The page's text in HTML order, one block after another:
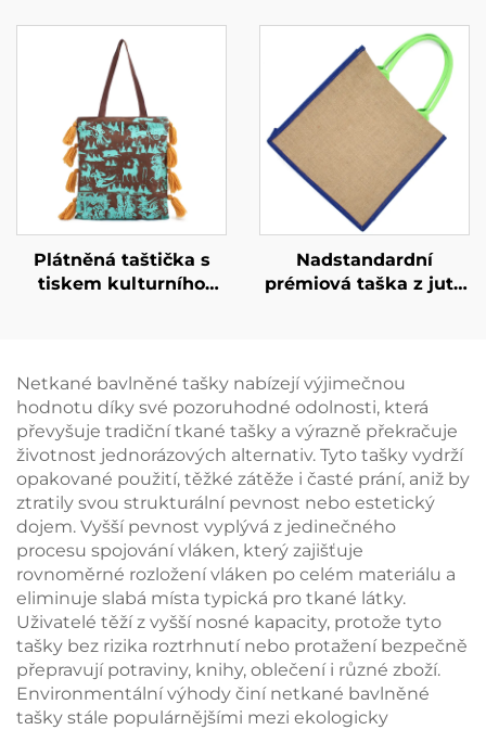
nutnost
své značky pomocí
custom
merchandisingu
Plátněná taštička s
tiskem kulturního
historii
Nadstandardní
prémiová taška z juty
Netkané bavlněné tašky nabízejí výjimečnou
hodnotu díky své pozoruhodné odolnosti, která
převyšuje tradiční tkané tašky a výrazně překračuje
životnost jednorázových alternativ. Tyto tašky vydrží
opakované použití, těžké zátěže i časté prání, aniž by
ztratily svou strukturální pevnost nebo estetický
dojem. Vyšší pevnost vyplývá z jedinečného
procesu spojování vláken, který zajišťuje
rovnoměrné rozložení vláken po celém materiálu a
eliminuje slabá místa typická pro tkané látky.
Uživatelé těží z vyšší nosné kapacity, protože tyto
tašky bez rizika roztrhnutí nebo protažení bezpečně
přepravují potraviny, knihy, oblečení i různé zboží.
Environmentální výhody činí netkané bavlněné
tašky stále populárnějšími mezi ekologicky